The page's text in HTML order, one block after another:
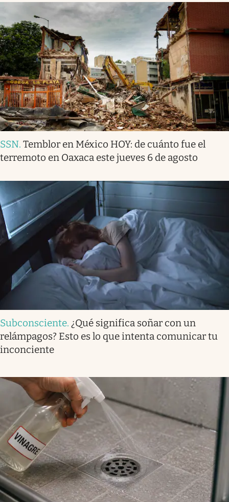
SSN. Temblor en México HOY: de cuánto fue el
terremoto en Oaxaca este jueves 6 de agosto
Subconsciente. ¿Qué significa soñar con un
relámpagos? Esto es lo que intenta comunicar tu
inconciente